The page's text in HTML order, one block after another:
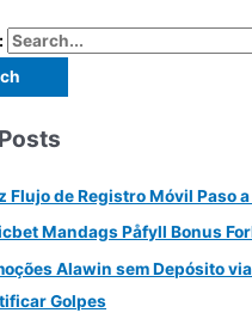
Flujo de Registro Móvil Paso a
Mandags Påfyll Bonus
Alawin sem Depósito
Golpes